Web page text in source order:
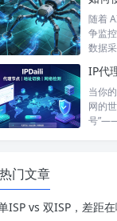
随着
争监
数据
当你
网的
号
热门文章
ISP vs 双ISP，差距在哪里？为什